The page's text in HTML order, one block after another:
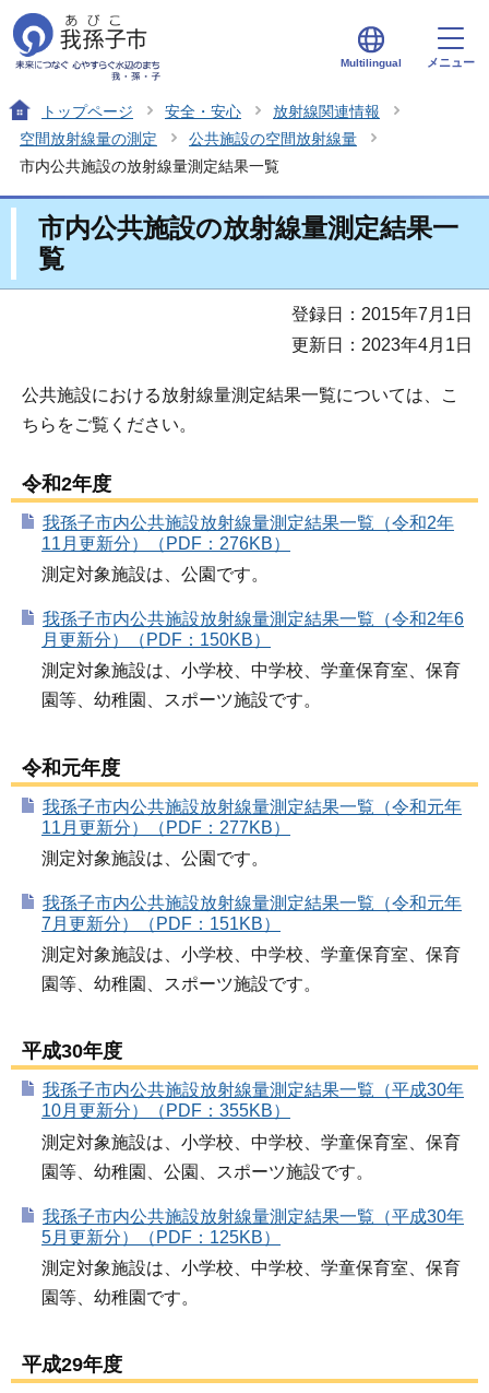
Multilingual メニュー
トップページ 安全・安心
放射線関連情報
空間放射線量の測定
公共施設の空間放射線量
市内公共施設の放射線量測定結果一覧
市内公共施設の放射線量測定結果一
覧
登録日：2015年7月1日
更新日：2023年4月1日
公共施設における放射線量測定結果一覧については、こ
ちらをご覧ください。
令和2年度
我孫子市内公共施設放射線量測定結果一覧（令和2年
11月更新分）（PDF：276KB）
測定対象施設は、公園です。
我孫子市内公共施設放射線量測定結果一覧（令和2年6
月更新分）（PDF：150KB）
測定対象施設は、小学校、中学校、学童保育室、保育
園等、幼稚園、スポーツ施設です。
令和元年度
我孫子市内公共施設放射線量測定結果一覧（令和元年
11月更新分）（PDF：277KB）
測定対象施設は、公園です。
我孫子市内公共施設放射線量測定結果一覧（令和元年
7月更新分）（PDF：151KB）
測定対象施設は、小学校、中学校、学童保育室、保育
園等、幼稚園、スポーツ施設です。
平成30年度
我孫子市内公共施設放射線量測定結果一覧（平成30年
10月更新分）（PDF：355KB）
測定対象施設は、小学校、中学校、学童保育室、保育
園等、幼稚園、公園、スポーツ施設です。
我孫子市内公共施設放射線量測定結果一覧（平成30年
5月更新分）（PDF：125KB）
測定対象施設は、小学校、中学校、学童保育室、保育
園等、幼稚園です。
平成29年度